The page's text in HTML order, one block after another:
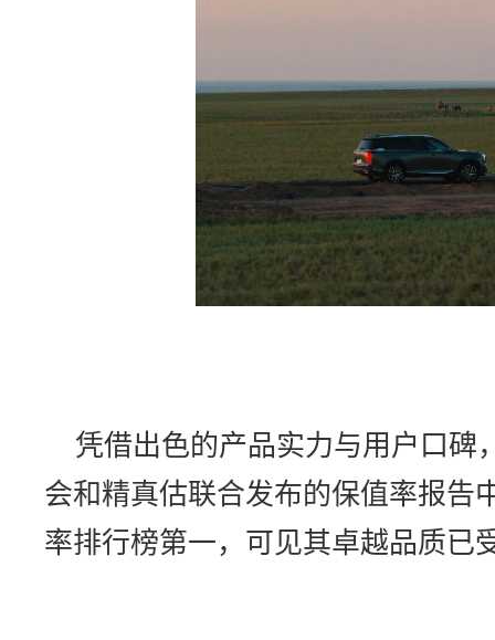
凭借出色的产品实力与用户口碑
会和精真估联合发布的保值率报告
率排行榜第一，可见其卓越品质已